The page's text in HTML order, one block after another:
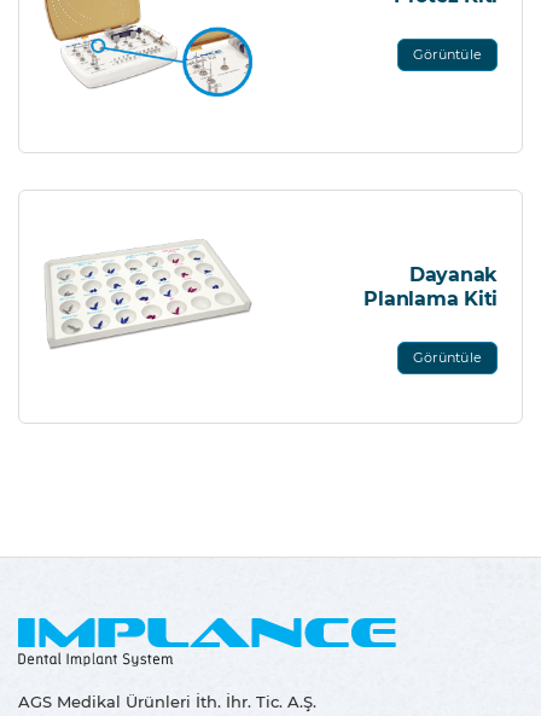
Görüntüle
Dayanak
Planlama Kiti
Görüntüle
AGS Medikal Ürünleri İth. İhr. Tic. A.Ş.